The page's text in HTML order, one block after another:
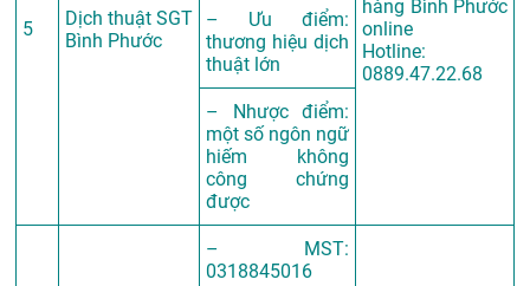
5
Dịch thuật SGT
Bình Phước
hàng Bình Phước
online
Hotline:
0889.47.22.68
– Ưu điểm:
thương hiệu dịch
thuật lớn
– Nhược điểm:
một số ngôn ngữ
hiếm không
công chứng
được
– MST:
0318845016